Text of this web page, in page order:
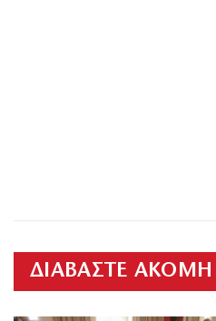
ΔΙΑΒΑΣΤΕ ΑΚΟΜΗ